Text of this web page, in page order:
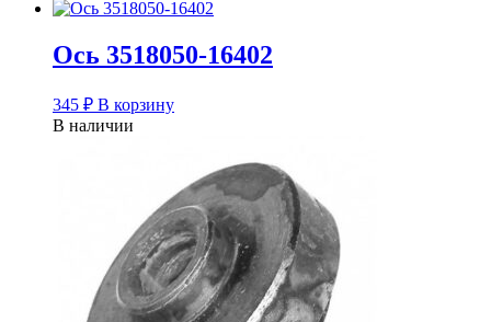
Ось 3518050-16402
345 ₽ В корзину
В наличии